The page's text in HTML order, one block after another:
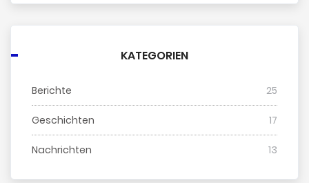
KATEGORIEN
Berichte 25
Geschichten 17
Nachrichten 13